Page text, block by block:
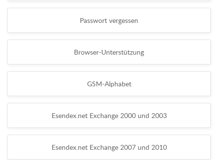
Passwort vergessen
Browser-Unterstützung
GSM-Alphabet
Esendex.net Exchange 2000 und 2003
Esendex.net Exchange 2007 und 2010